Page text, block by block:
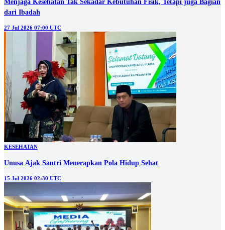
Menjaga Kesehatan Tak Sekadar Kebutuhan Fisik, Tetapi juga Bagian
dari Ibadah
27 Jul 2026 07:00 UTC
KESEHATAN
Unusa Ajak Santri Menerapkan Pola Hidup Sehat
15 Jul 2026 02:30 UTC